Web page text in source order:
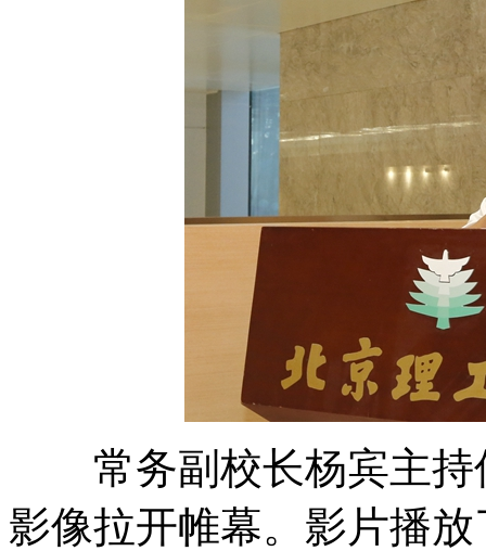
常务副校长杨宾主持
影像拉开帷幕。影片播